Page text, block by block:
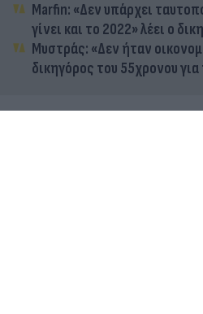
Marfin: «Δεν υπάρχει
γίνει και το 2022» λέει ο
Μυστράς: «Δεν ήταν
δικηγόρος του 55χρονου